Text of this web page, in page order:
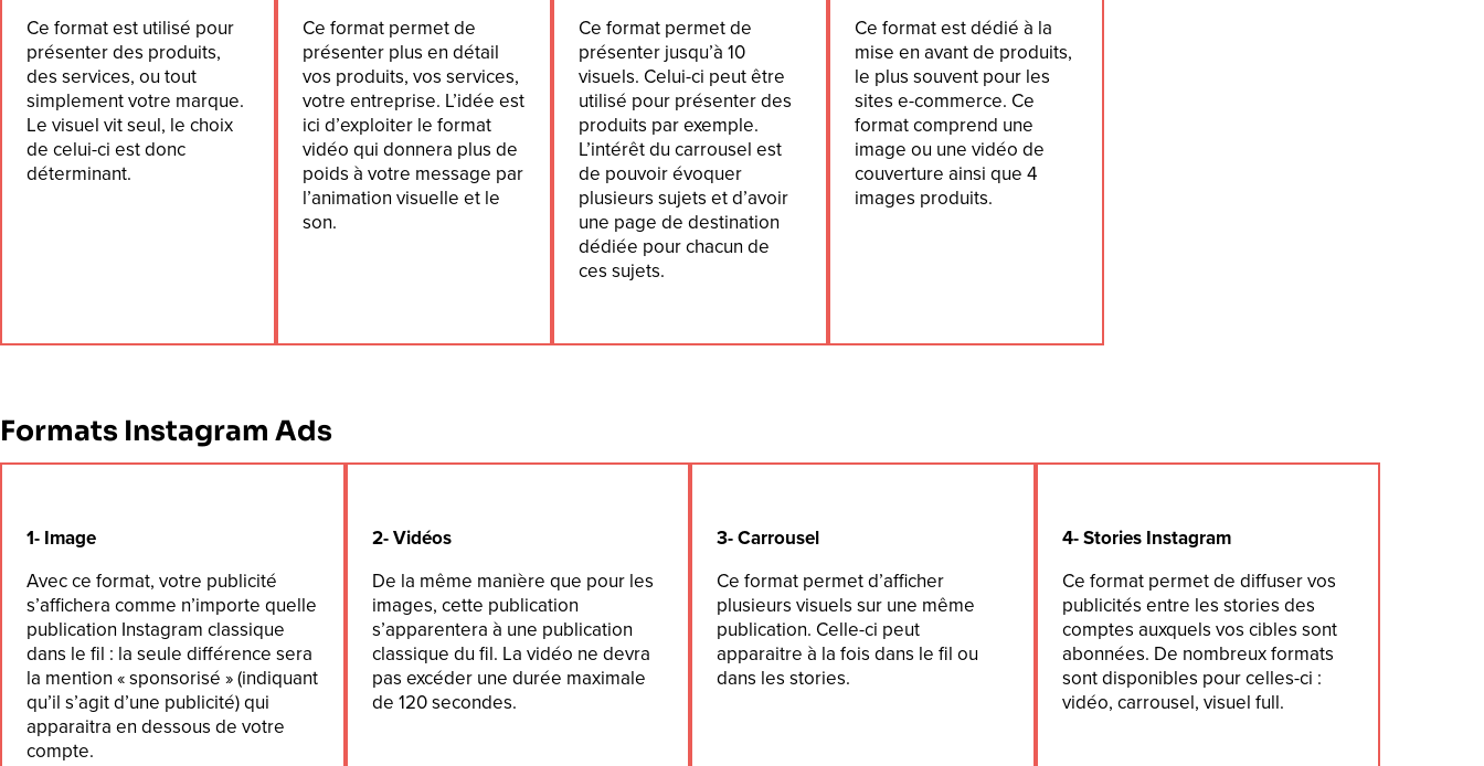
Ce format est utilisé pour
présenter des produits,
des services, ou tout
simplement votre marque.
Le visuel vit seul, le choix
de celui-ci est donc
déterminant.
Ce format permet de
présenter plus en détail
vos produits, vos services,
votre entreprise. L’idée est
ici d’exploiter le format
vidéo qui donnera plus de
poids à votre message par
l’animation visuelle et le
son.
Ce format permet de
présenter jusqu’à 10
visuels. Celui-ci peut être
utilisé pour présenter des
produits par exemple.
L’intérêt du carrousel est
de pouvoir évoquer
plusieurs sujets et d’avoir
une page de destination
dédiée pour chacun de
ces sujets.
Ce format est dédié à la
mise en avant de produits,
le plus souvent pour les
sites e-commerce. Ce
format comprend une
image ou une vidéo de
couverture ainsi que 4
images produits.
Formats Instagram Ads
1- Image
Avec ce format, votre publicité
s’affichera comme n’importe quelle
publication Instagram classique
dans le fil : la seule différence sera
la mention « sponsorisé » (indiquant
qu’il s’agit d’une publicité) qui
apparaitra en dessous de votre
compte.
2- Vidéos
De la même manière que pour les
images, cette publication
s’apparentera à une publication
classique du fil. La vidéo ne devra
pas excéder une durée maximale
de 120 secondes.
3- Carrousel
Ce format permet d’afficher
plusieurs visuels sur une même
publication. Celle-ci peut
apparaitre à la fois dans le fil ou
dans les stories.
4- Stories Instagram
Ce format permet de diffuser vos
publicités entre les stories des
comptes auxquels vos cibles sont
abonnées. De nombreux formats
sont disponibles pour celles-ci :
vidéo, carrousel, visuel full.